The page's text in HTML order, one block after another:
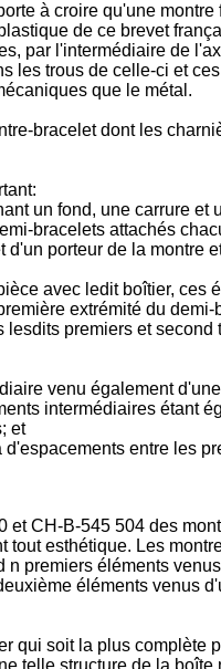
à croire qu'une
de ce brevet
par l'intermédiaire de
les trous de celle-ci et
que le métal.
bracelet dont les
un fond, une carrure et
bracelets attachés
porteur de la
avec ledit boîtier, ces
extrémité du
premiers et second
venu également
intermédiaires étant
et
entre les
CH-B-545 504 des
esthétique. Les
premiers éléments
éléments venus
qui soit la plus
telle structure de la